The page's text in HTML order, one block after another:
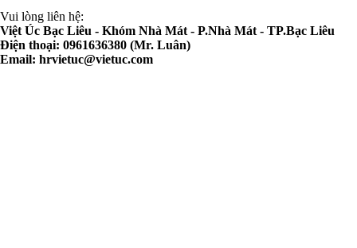
Vui lòng liên hệ:
Việt Úc Bạc Liêu - Khóm Nhà Mát - P.Nhà Mát - TP.Bạc Liêu
Điện thoại: 0961636380 (Mr. Luân)
Email: hrvietuc@vietuc.com